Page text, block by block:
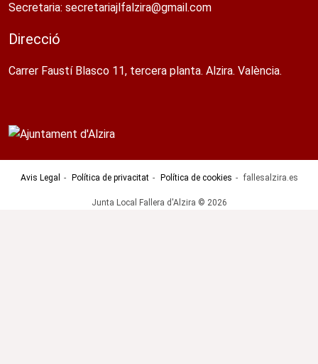
Secretaria: secretariajlfalzira@gmail.com​
Direcció
Carrer Faustí Blasco 11, tercera planta. Alzira. València.
Avis Legal Política de privacitat Política de cookies fallesalzira.es
Junta Local Fallera d'Alzira © 2026